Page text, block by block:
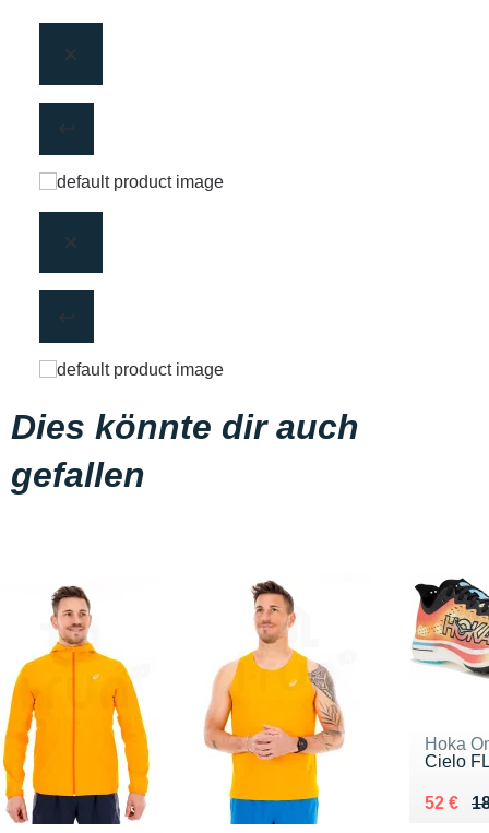
Dies könnte dir auch
gefallen
Hoka
Cielo
Au lieu
52 €
Vendu